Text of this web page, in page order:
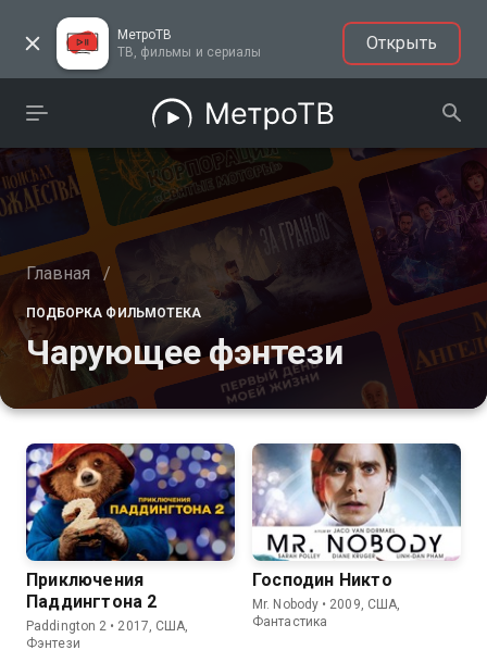
МетроТВ
ТВ, фильмы и сериалы
Открыть
Главная /
ПОДБОРКА ФИЛЬМОТЕКА
Чарующее фэнтези
Приключения
Паддингтона 2
Paddington 2 • 2017, США,
Фэнтези
Господин Никто
Mr. Nobody • 2009, США,
Фантастика